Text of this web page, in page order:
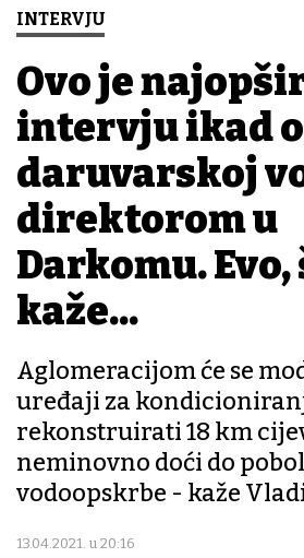
INTERVJU
Ovo je
intervju ikad o
daruvarskoj
direktorom u
Darkomu. Evo,
kaže...
Aglomeracijom će se
uređaji za
rekonstruirati 18 km
neminovno doći do
vodoopskrbe - kaže
13.04.2021. u 20:16